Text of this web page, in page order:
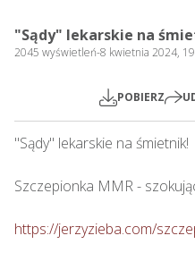
"Sądy" lekarskie na
2045 wyświetleń-8 kwietnia 2024,
POBIERZ
"Sądy" lekarskie na śmietnik!
Szczepionka MMR -
https://jerzyzieba.com/